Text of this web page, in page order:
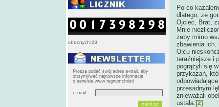
obecnych:23
Proszę podać swój adres e-mail, aby
otrzymywać najnowsze informacje
o serwisie www.regnumchristi
e-mail
Po co
dlatego, że
Ojciec, Brat,
Mnie
żeby mimo
zbawienia ich.
Ojcu
teraźniejsze i
pogrążyli się
przykazań,
przesadnym
znieważali
ustała. [2]